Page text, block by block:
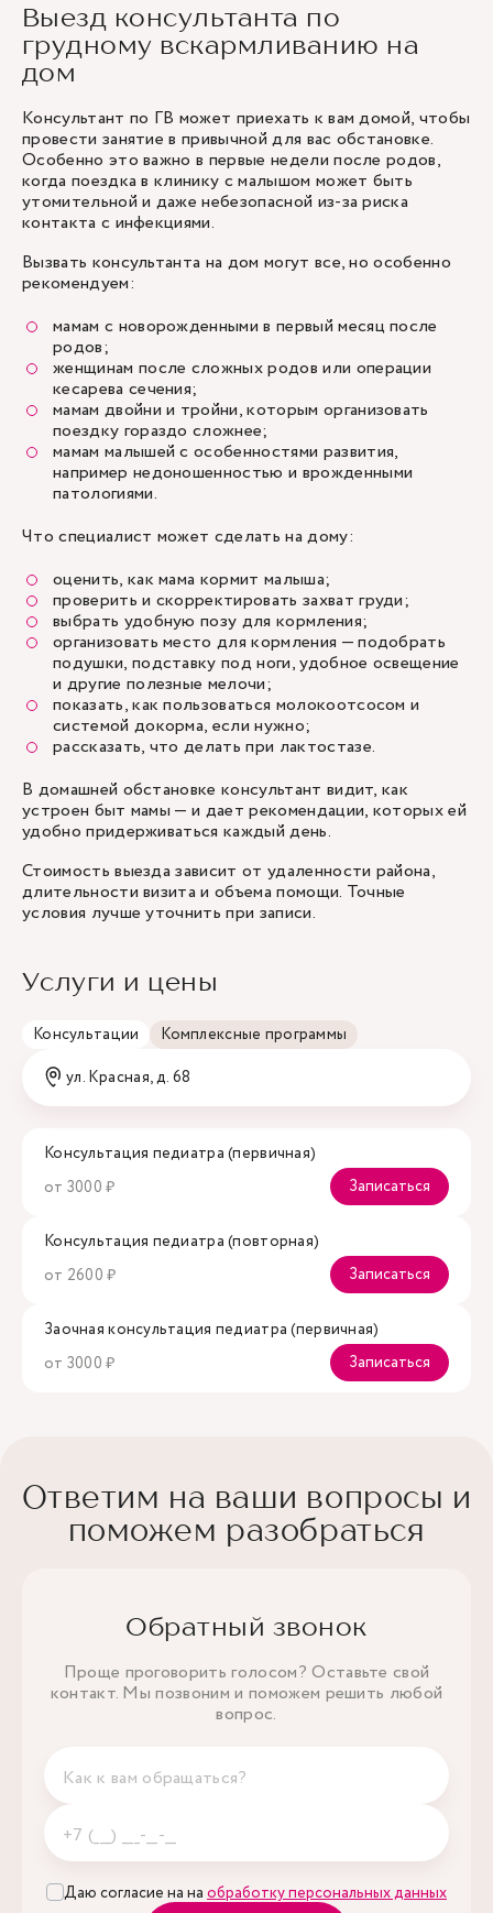
Выезд консультанта по
грудному вскармливанию на
дом
Консультант по ГВ может приехать к вам домой, чтобы
провести занятие в привычной для вас обстановке.
Особенно это важно в первые недели после родов,
когда поездка в клинику с малышом может быть
утомительной и даже небезопасной из-за риска
контакта с инфекциями.
Вызвать консультанта на дом могут все, но особенно
рекомендуем:
мамам с новорожденными в первый месяц после
родов;
женщинам после сложных родов или операции
кесарева сечения;
мамам двойни и тройни, которым организовать
поездку гораздо сложнее;
мамам малышей с особенностями развития,
например недоношенностью и врожденными
патологиями.
Что специалист может сделать на дому:
оценить, как мама кормит малыша;
проверить и скорректировать захват груди;
выбрать удобную позу для кормления;
организовать место для кормления — подобрать
подушки, подставку под ноги, удобное освещение
и другие полезные мелочи;
показать, как пользоваться молокоотсосом и
системой докорма, если нужно;
рассказать, что делать при лактостазе.
В домашней обстановке консультант видит, как
устроен быт мамы — и дает рекомендации, которых ей
удобно придерживаться каждый день.
Стоимость выезда зависит от удаленности района,
длительности визита и объема помощи. Точные
условия лучше уточнить при записи.
Услуги и цены
Консультации
Комплексные программы
ул. Красная, д. 68
Консультация педиатра (первичная)
от 3000 ₽
Записаться
Консультация педиатра (повторная)
от 2600 ₽
Записаться
Заочная консультация педиатра (первичная)
от 3000 ₽
Записаться
Ответим на ваши вопросы и
поможем разобраться
Обратный звонок
Проще проговорить голосом? Оставьте свой
контакт. Мы позвоним и поможем решить любой
вопрос.
Даю согласие на на обработку персональных данных